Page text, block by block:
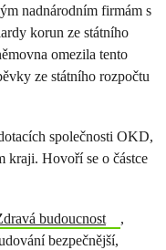
nadnárodním firmám s
korun ze státního
omezila tento
ze státního rozpočtu
společnosti OKD,
kraji. Hovoří se o částce
budoucnost
,
bezpečnější,